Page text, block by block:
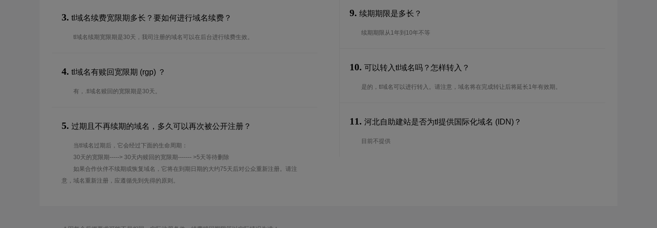
3. tl域名续费宽限期多长？要如何进行域名续费？
tl域名续期宽限期是30天，我司注册的域名可以在后台进行续费生效。
4. tl域名有赎回宽限期 (rgp) ？
有，.tl域名赎回的宽限期是30天。
5. 过期且不再续期的域名，多久可以再次被公开注册？
当tl域名过期后，它会经过下面的生命周期：
30天的宽限期-----> 30天内赎回的宽限期------- >5天等待删除
如果合作伙伴不续期或恢复域名，它将在到期日期的大约75天后对公众重新注册。请注
意，域名重新注册，应遵循先到先得的原则。
9. 续期期限是多长？
续期期限从1年到10年不等
10. 可以转入tl域名吗？怎样转入？
是的，tl域名可以进行转入。请注意，域名将在完成转让后将延长1年有效期。
11. 河北自助建站是否为tl提供国际化域名 (IDN)？
目前不提供